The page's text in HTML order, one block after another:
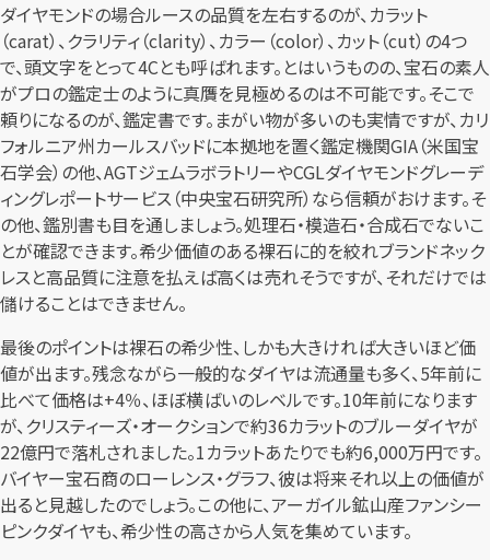
ダイヤモンドの場合ルースの品質を左右するのが、カラット
（carat）、クラリティ（clarity）、カラー（color）、カット（cut）の4つ
で、頭文字をとって4Cとも呼ばれます。とはいうものの、宝石の素人
がプロの鑑定士のように真贋を見極めるのは不可能です。そこで
頼りになるのが、鑑定書です。まがい物が多いのも実情ですが、カリ
フォルニア州カールスバッドに本拠地を置く鑑定機関GIA（米国宝
石学会）の他、AGTジェムラボラトリーやCGLダイヤモンドグレーデ
ィングレポートサービス（中央宝石研究所）なら信頼がおけます。そ
の他、鑑別書も目を通しましょう。処理石・模造石・合成石でないこ
とが確認できます。希少価値のある裸石に的を絞れブランドネック
レスと高品質に注意を払えば高くは売れそうですが、それだけでは
儲けることはできません。
最後のポイントは裸石の希少性、しかも大きければ大きいほど価
値が出ます。残念ながら一般的なダイヤは流通量も多く、5年前に
比べて価格は+4％、ほぼ横ばいのレベルです。10年前になります
が、クリスティーズ・オークションで約36カラットのブルーダイヤが
22億円で落札されました。1カラットあたりでも約6,000万円です。
バイヤー宝石商のローレンス・グラフ、彼は将来それ以上の価値が
出ると見越したのでしょう。この他に、アーガイル鉱山産ファンシー
ピンクダイヤも、希少性の高さから人気を集めています。